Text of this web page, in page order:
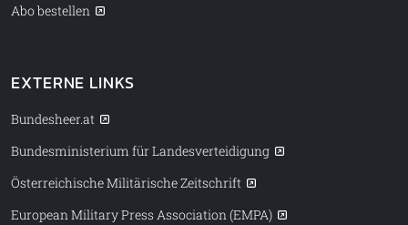
Abo bestellen
EXTERNE LINKS
Bundesheer.at
Bundesministerium für Landesverteidigung
Österreichische Militärische Zeitschrift
European Military Press Association (EMPA)